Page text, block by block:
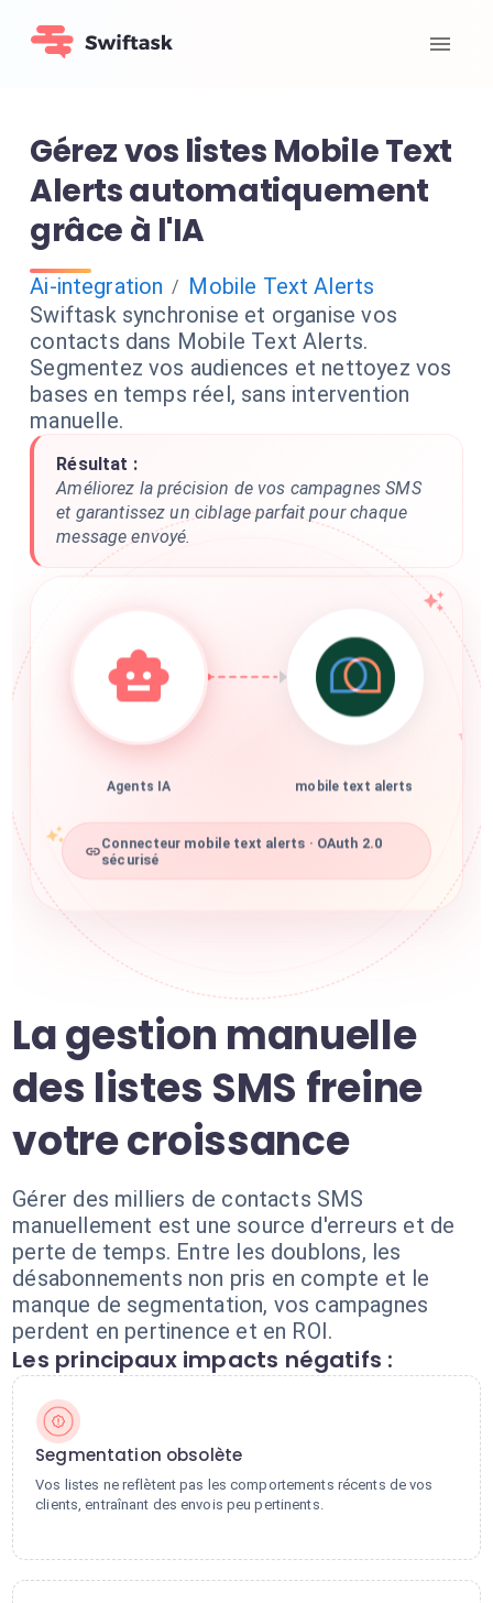
Gérez vos listes Mobile Text
Alerts automatiquement
grâce à l'IA
Ai-integration / Mobile Text Alerts
Swiftask synchronise et organise vos
contacts dans Mobile Text Alerts.
Segmentez vos audiences et nettoyez vos
bases en temps réel, sans intervention
manuelle.
Résultat :
Améliorez la précision de vos campagnes SMS
et garantissez un ciblage parfait pour chaque
message envoyé.
Agents IA mobile text alerts
Connecteur mobile text alerts · OAuth 2.0
sécurisé
La gestion manuelle
des listes SMS freine
votre croissance
Gérer des milliers de contacts SMS
manuellement est une source d'erreurs et de
perte de temps. Entre les doublons, les
désabonnements non pris en compte et le
manque de segmentation, vos campagnes
perdent en pertinence et en ROI.
Les principaux impacts négatifs :
Segmentation obsolète
Vos listes ne reflètent pas les comportements récents de vos
clients, entraînant des envois peu pertinents.